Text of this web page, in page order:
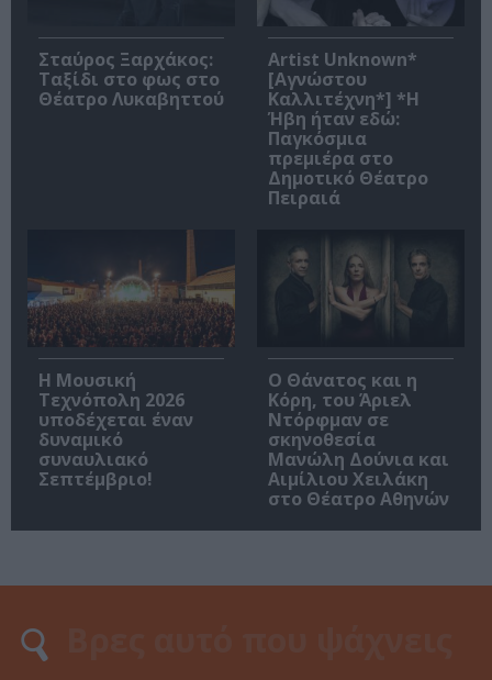
Σταύρος Ξαρχάκος:
Ταξίδι στο φως στο
Θέατρο Λυκαβηττού
Artist Unknown*
[Αγνώστου
Καλλιτέχνη*] *Η
Ήβη ήταν εδώ:
Παγκόσμια
πρεμιέρα στο
Δημοτικό Θέατρο
Πειραιά
Η Μουσική
Τεχνόπολη 2026
υποδέχεται έναν
δυναμικό
συναυλιακό
Σεπτέμβριο!
Ο Θάνατος και η
Κόρη, του Άριελ
Ντόρφμαν σε
σκηνοθεσία
Μανώλη Δούνια και
Αιμίλιου Χειλάκη
στο Θέατρο Αθηνών